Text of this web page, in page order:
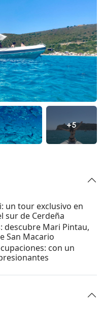
+5
un tour exclusivo en
sur de Cerdeña
descubre Mari Pintau,
San Macario
con un